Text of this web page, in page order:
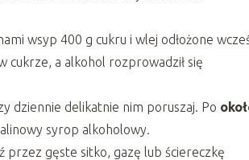
wsyp 400 g cukru i wlej odłożone
cukrze, a alkohol rozprowadził się
dziennie delikatnie nim poruszaj. Po
syrop alkoholowy.
przez gęste sitko, gazę lub ściereczkę